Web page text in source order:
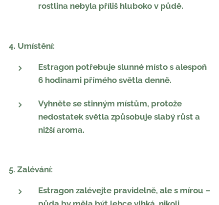
rostlina nebyla příliš hluboko v půdě.
4. Umístění:
Estragon potřebuje slunné místo s alespoň
6 hodinami přímého světla denně.
Vyhněte se stinným místům, protože
nedostatek světla způsobuje slabý růst a
nižší aroma.
5. Zalévání:
Estragon zalévejte pravidelně, ale s mírou –